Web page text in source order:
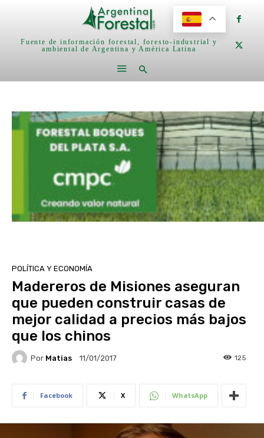
Fuente de información forestal, foresto-industrial y
ambiental de Argentina y América Latina
POLÍTICA Y ECONOMÍA
Madereros de Misiones aseguran
que pueden construir casas de
mejor calidad a precios más bajos
que los chinos
Por Matias 11/01/2017 125
Facebook X WhatsApp